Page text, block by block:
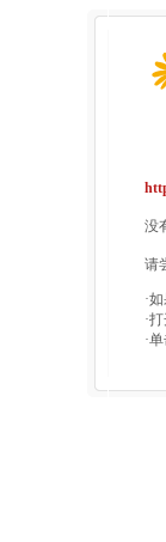
没
请
·
·
·